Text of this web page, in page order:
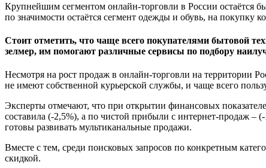
Крупнейшим сегментом онлайн-торговли в России остаётся
по значимости остаётся сегмент одежды и обувь, на покупку
Стоит отметить, что чаще всего покупателями бытовой
зелмер, им помогают различные сервисы по подбору
Несмотря на рост продаж в онлайн-торговли на территории
не имеют собственной курьерской службы, и чаще всего
Эксперты отмечают, что при открытии финансовых
составила (-2,5%), а по чистой прибыли с интернет-продаж –
готовы развивать мультиканальные продажи.
Вместе с тем, среди поисковых запросов по конкретным
скидкой.